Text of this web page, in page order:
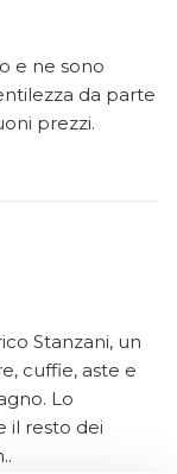
e ne sono
da parte
prezzi.
Stanzani, un
cuffie, aste e
Lo
il resto dei